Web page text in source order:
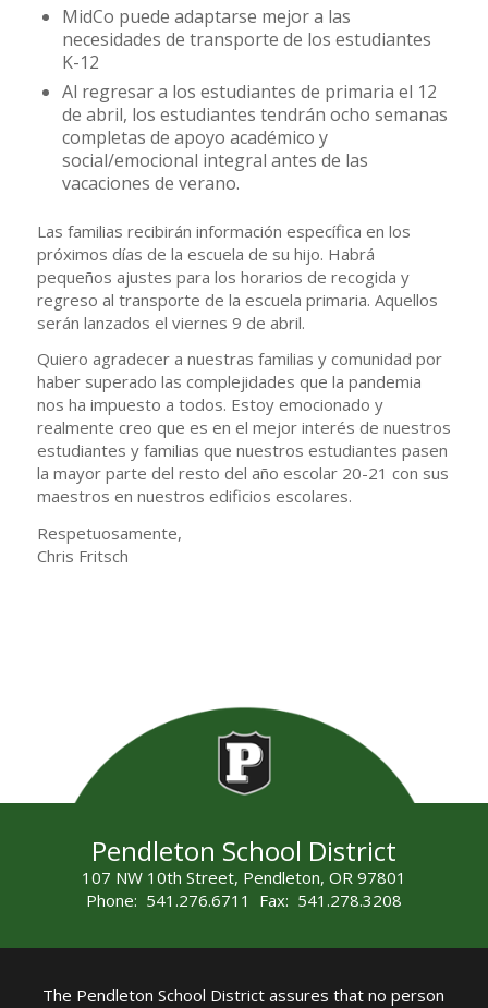
MidCo puede adaptarse mejor a las
necesidades de transporte de los estudiantes
K-12
Al regresar a los estudiantes de primaria el 12
de abril, los estudiantes tendrán ocho semanas
completas de apoyo académico y
social/emocional integral antes de las
vacaciones de verano.
Las familias recibirán información específica en los
próximos días de la escuela de su hijo. Habrá
pequeños ajustes para los horarios de recogida y
regreso al transporte de la escuela primaria. Aquellos
serán lanzados el viernes 9 de abril.
Quiero agradecer a nuestras familias y comunidad por
haber superado las complejidades que la pandemia
nos ha impuesto a todos. Estoy emocionado y
realmente creo que es en el mejor interés de nuestros
estudiantes y familias que nuestros estudiantes pasen
la mayor parte del resto del año escolar 20-21 con sus
maestros en nuestros edificios escolares.
Respetuosamente,
Chris Fritsch
Pendleton School District
107 NW 10th Street, Pendleton, OR 97801
Phone: 541.276.6711 Fax: 541.278.3208
The Pendleton School District assures that no person